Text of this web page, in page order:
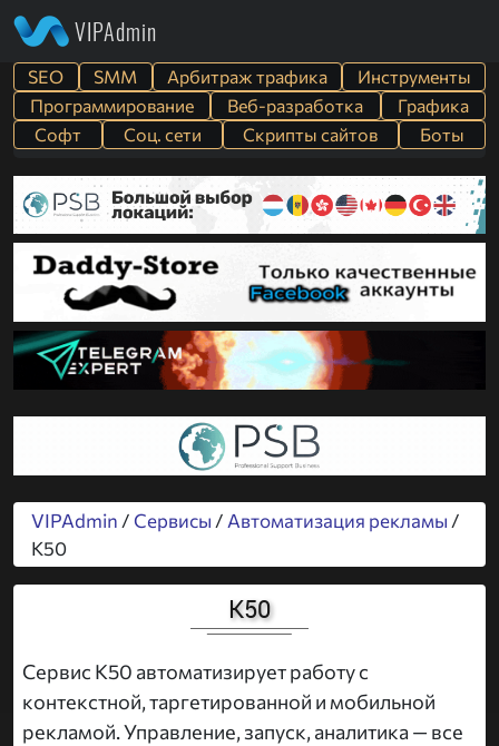
VIPAdmin
SEO SMM Арбитраж трафика
Инструменты
Программирование
Веб-разработка
Графика
Софт
Cоц. сети Скрипты сайтов Боты
VIPAdmin / Сервисы / Автоматизация рекламы /
K50
K50
Сервис K50 автоматизирует работу с
контекстной, таргетированной и мобильной
рекламой. Управление, запуск, аналитика — все